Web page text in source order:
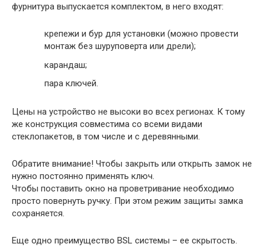
фурнитура выпускается комплектом, в него входят:
крепежи и бур для установки (можно провести
монтаж без шуруповерта или дрели);
карандаш;
пара ключей.
Цены на устройство не высоки во всех регионах. К тому
же конструкция совместима со всеми видами
стеклопакетов, в том числе и с деревянными.
Обратите внимание! Чтобы закрыть или открыть замок не
нужно постоянно применять ключ.
Чтобы поставить окно на проветривание необходимо
просто повернуть ручку. При этом режим защиты замка
сохраняется.
Еще одно преимущество BSL системы – ее скрытость.